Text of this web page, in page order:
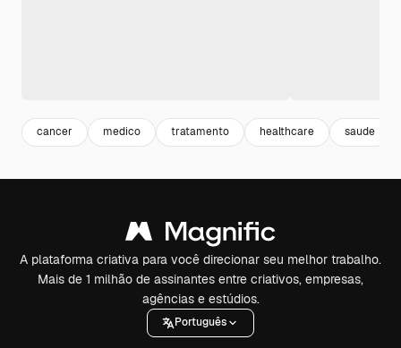
cancer medico tratamento healthcare saude
A plataforma criativa para você direcionar seu melhor trabalho.
Mais de 1 milhão de assinantes entre criativos, empresas,
agências e estúdios.
Português